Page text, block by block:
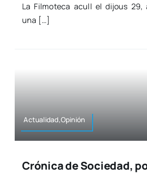
La Fil­mo­te­ca acull el dijous 29,
una […]
Actualidad,Opinión
Crónica de Sociedad,